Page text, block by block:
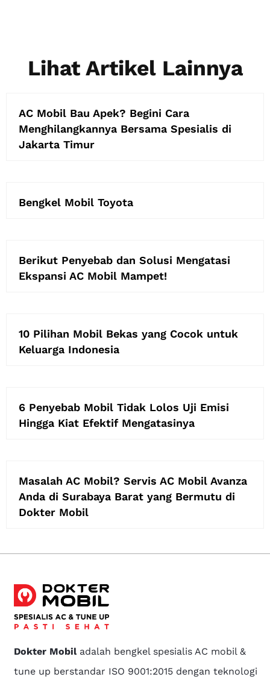
Lihat Artikel Lainnya
AC Mobil Bau Apek? Begini Cara
Menghilangkannya Bersama Spesialis di
Jakarta Timur
Bengkel Mobil Toyota
Berikut Penyebab dan Solusi Mengatasi
Ekspansi AC Mobil Mampet!
10 Pilihan Mobil Bekas yang Cocok untuk
Keluarga Indonesia
6 Penyebab Mobil Tidak Lolos Uji Emisi
Hingga Kiat Efektif Mengatasinya
Masalah AC Mobil? Servis AC Mobil Avanza
Anda di Surabaya Barat yang Bermutu di
Dokter Mobil
Dokter Mobiladalah bengkel spesialis AC mobil &
tune up berstandar ISO 9001:2015 dengan teknologi